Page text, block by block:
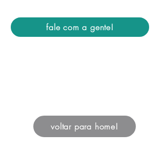
fale com a gente!
voltar para home!